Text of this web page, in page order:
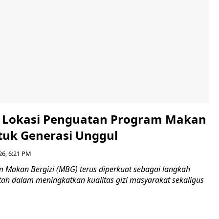
Lokasi Penguatan Program Makan
Generasi Unggul
6:21 PM
Makan Bergizi (MBG) terus diperkuat sebagai langkah
dalam meningkatkan kualitas gizi masyarakat sekaligus